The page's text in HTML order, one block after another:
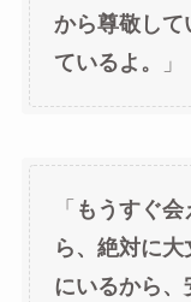
から尊敬して
ているよ。
」
「 もうすぐ
ら、絶対に
にいるから、